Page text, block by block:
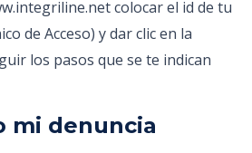
colocar el id de tu
de Acceso) y dar clic en la
los pasos que se te indican
mi denuncia